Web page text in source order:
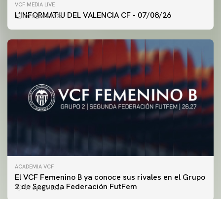
VCF MEDIA LIVE
L'INFORMATIU DEL VALENCIA CF - 07/08/26
07 agosto 2026
ACADEMIA VCF
El VCF Femenino B ya conoce sus rivales en el Grupo
2 de Segunda Federación FutFem
07 agosto 2026
PRIMER EQUIPO
ENTRENAMIENTO DEL VALENCIA CF 7/8/2026